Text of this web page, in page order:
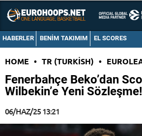
HABERLER BENIM TAKIMIM EL SCORES
HOME • TR (TURKISH) •
Fenerbahçe Beko’dan
Wilbekin’e Yeni Sözleşme!
06/HAZ/25 13:21